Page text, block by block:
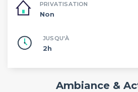
PRIVATISATION
Non
JUSQU'À
2h
Ambiance &